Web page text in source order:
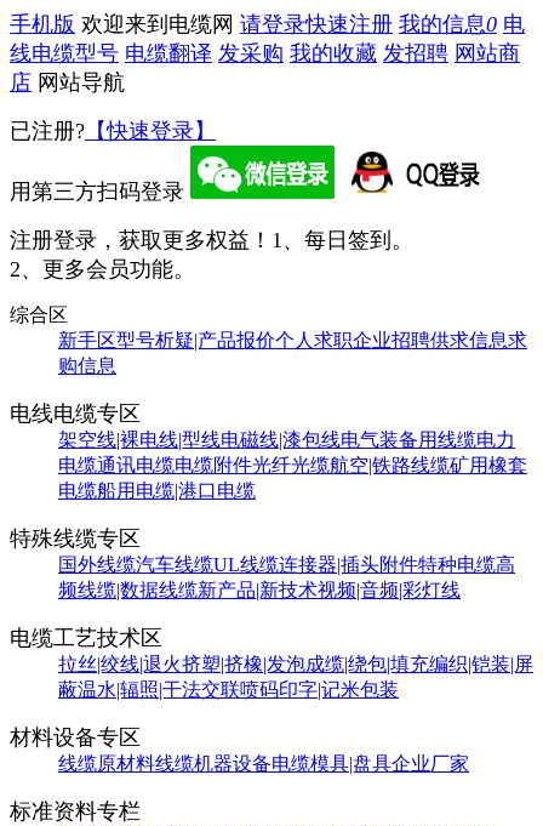
手机版 欢迎来到电缆网 请登录快速注册 我的信息0 电
线电缆型号 电缆翻译 发采购 我的收藏 发招聘 网站商
店 网站导航
已注册? 【快速登录】
用第三方扫码登录
注册登录，获取更多权益！ 1、每日签到。
2、更多会员功能。
综合区
新手区型号析疑|产品报价个人求职企业招聘供求信息求
购信息
电线电缆专区
架空线|裸电线|型线电磁线|漆包线电气装备用线缆电力
电缆通讯电缆电缆附件光纤光缆航空|铁路线缆矿用橡套
电缆船用电缆|港口电缆
特殊线缆专区
国外线缆汽车线缆UL线缆连接器|插头附件特种电缆高
频线缆|数据线缆新产品|新技术视频|音频|彩灯线
电缆工艺技术区
拉丝|绞线|退火挤塑|挤橡|发泡成缆|绕包|填充编织|铠装|屏
蔽温水|辐照|干法交联喷码印字|记米包装
材料设备专区
线缆原材料线缆机器设备电缆模具|盘具企业厂家
标准资料专栏